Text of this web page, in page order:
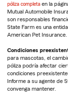
póliza completa en la
Mutual Automobile
son responsables
State Farm es una
American Pet Insurance.
Condiciones
para mascotas, el
póliza podría afectar
condiciones
Informe a su agente de
convenga mantener.